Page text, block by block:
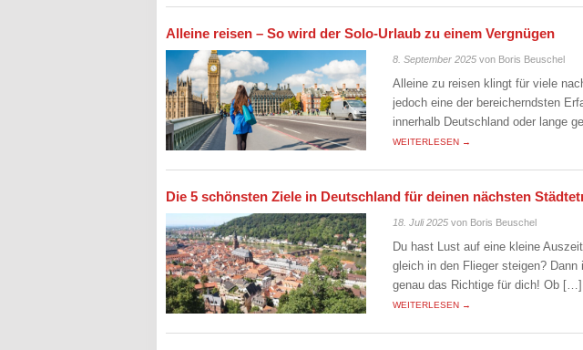
Alleine reisen – So wird der Solo-Urlaub zu einem Vergnügen
8. September 2025 von Boris Beuschel
Alleine zu reisen klingt für viele
jedoch eine der bereicherndsten
innerhalb Deutschland oder lange
WEITERLESEN →
Die 5 schönsten Ziele in Deutschland für deinen nächsten
18. Juli 2025 von Boris Beuschel
Du hast Lust auf eine kleine
gleich in den Flieger steigen?
genau das Richtige für dich! Ob […]
WEITERLESEN →